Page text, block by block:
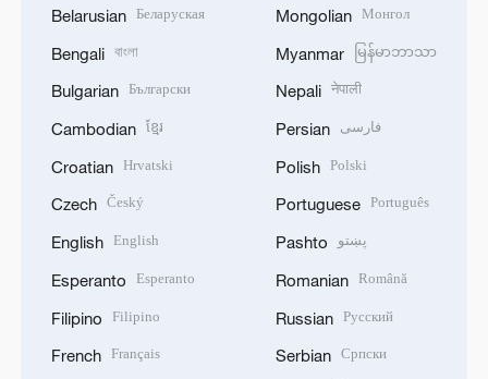
Belarusian Беларуская
Bengali বাংলা
Bulgarian Български
Cambodian ខ្មែរ
Croatian Hrvatski
Czech Český
English English
Esperanto Esperanto
Filipino Filipino
French Français
Mongolian Монгол
Myanmar မြန်မာဘာသာ
Nepali नेपाली
Persian فارسی
Polish Polski
Portuguese Português
Pashto پښتو
Romanian Română
Russian Русский
Serbian Српски